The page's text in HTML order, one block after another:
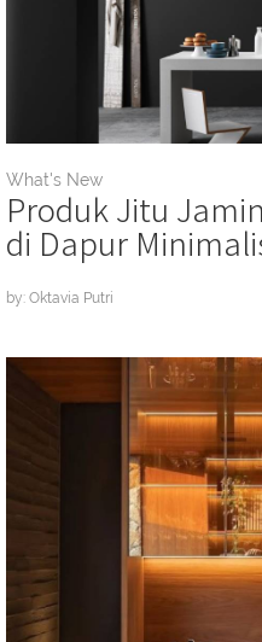
What's New
Produk Jitu
di Dapur
by: Oktavia Putri